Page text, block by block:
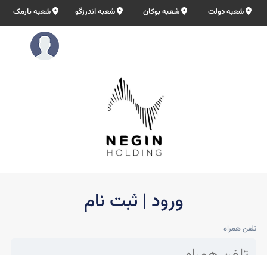
شعبه دولت شعبه بوکان شعبه اندرزگو شعبه نارمک
ورود | ثبت نام
تلفن همراه